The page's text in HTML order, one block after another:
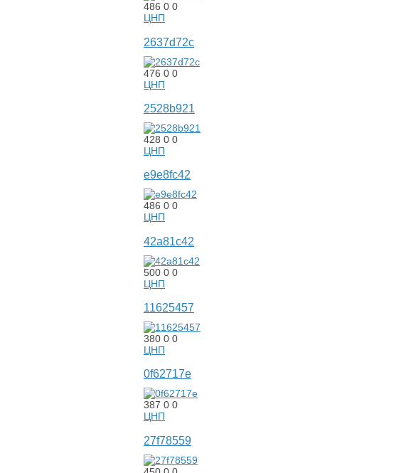
486 0 0
ЦНП
2637d72c
476 0 0
ЦНП
2528b921
428 0 0
ЦНП
e9e8fc42
486 0 0
ЦНП
42a81c42
500 0 0
ЦНП
11625457
380 0 0
ЦНП
0f62717e
387 0 0
ЦНП
27f78559